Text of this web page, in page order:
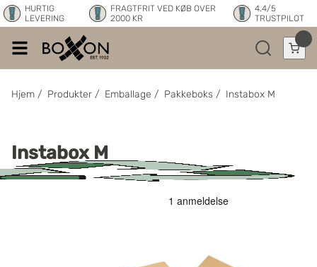
HURTIG
LEVERING
FRAGTFRIT VED KØB OVER
2000 KR
4.4/5
TRUSTPILOT
Hjem / Produkter / Emballage / Pakkeboks / Instabox M
Instabox M